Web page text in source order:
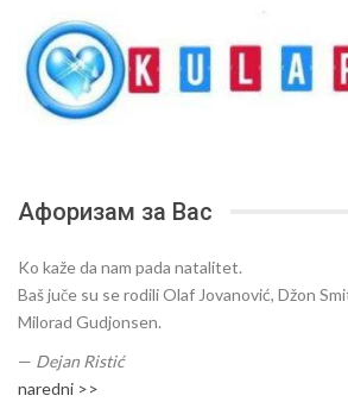
Афоризам за Вас
Ko kaže da nam pada natalitet.
Baš juče su se rodili Olaf Jovanović, Džon
Milorad Gudjonsen.
— Dejan Ristić
naredni >>